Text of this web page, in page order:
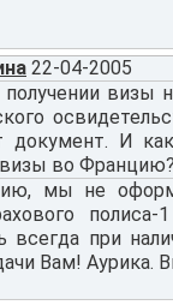
22-04-2005
И
визы во
мы не
всегда при
Вам! Аурика.